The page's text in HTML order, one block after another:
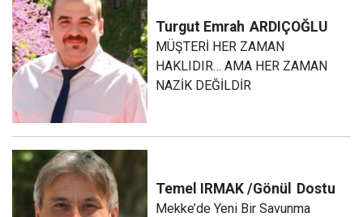
Turgut Emrah ARDIÇOĞLU
MÜŞTERİ HER ZAMAN
HAKLIDIR… AMA HER ZAMAN
NAZİK DEĞİLDİR
Temel IRMAK /Gönül Dostu
Mekke’de Yeni Bir Savunma